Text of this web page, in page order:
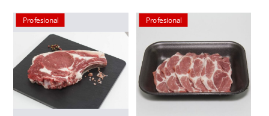
Profesional Profesional